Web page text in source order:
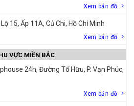
Xem bản đồ
15, Ấp 11A, Củ Chi, Hồ Chí Minh
Xem bản đồ
VỰC MIỀN BẮC
24h, Đường Tố Hữu, P. Vạn Phúc,
Xem bản đồ